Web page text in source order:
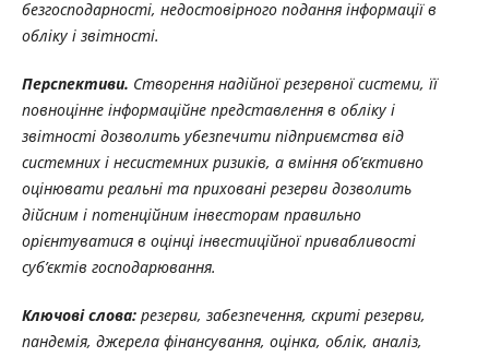
безгосподарності, недостовірного подання інформації в
обліку і звітності.
Перспективи. Створення надійної резервної системи, її
повноцінне інформаційне представлення в обліку і
звітності дозволить убезпечити підприємства від
системних і несистемних ризиків, а вміння об’єктивно
оцінювати реальні та приховані резерви дозволить
дійсним і потенційним інвесторам правильно
орієнтуватися в оцінці інвестиційної привабливості
суб’єктів господарювання.
Ключові слова: резерви, забезпечення, скриті резерви,
пандемія, джерела фінансування, оцінка, облік, аналіз,